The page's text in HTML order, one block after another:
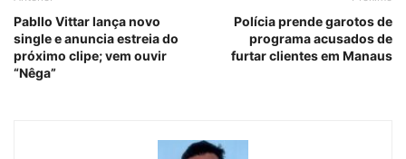
Pabllo Vittar lança novo
single e anuncia estreia do
próximo clipe; vem ouvir
“Nêga”
Polícia prende garotos de
programa acusados de
furtar clientes em Manaus